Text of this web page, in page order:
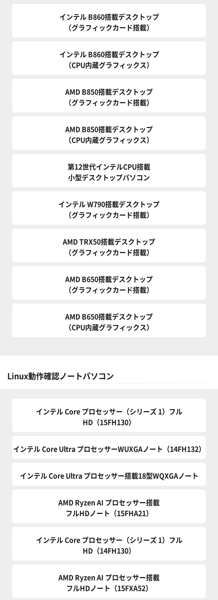
インテル B860搭載デスクトップ
（グラフィックカード搭載）
インテル B860搭載デスクトップ
（CPU内蔵グラフィックス）
AMD B850搭載デスクトップ
（グラフィックカード搭載）
AMD B850搭載デスクトップ
（CPU内蔵グラフィックス）
第12世代インテルCPU搭載
小型デスクトップパソコン
インテル W790搭載デスクトップ
（グラフィックカード搭載）
AMD TRX50搭載デスクトップ
（グラフィックカード搭載）
AMD B650搭載デスクトップ
（グラフィックカード搭載）
AMD B650搭載デスクトップ
（CPU内蔵グラフィックス）
Linux動作確認ノートパソコン
インテル Core プロセッサー（シリーズ 1）フル
HD（15FH130）
インテル Core Ultra プロセッサーWUXGAノート（14FH132）
インテル Core Ultra プロセッサー搭載18型WQXGAノート
AMD Ryzen AI プロセッサー搭載
フルHDノート（15FHA21）
インテル Core プロセッサー（シリーズ 1）フル
HD（14FH130）
AMD Ryzen AI プロセッサー搭載
フルHDノート（15FXA52）